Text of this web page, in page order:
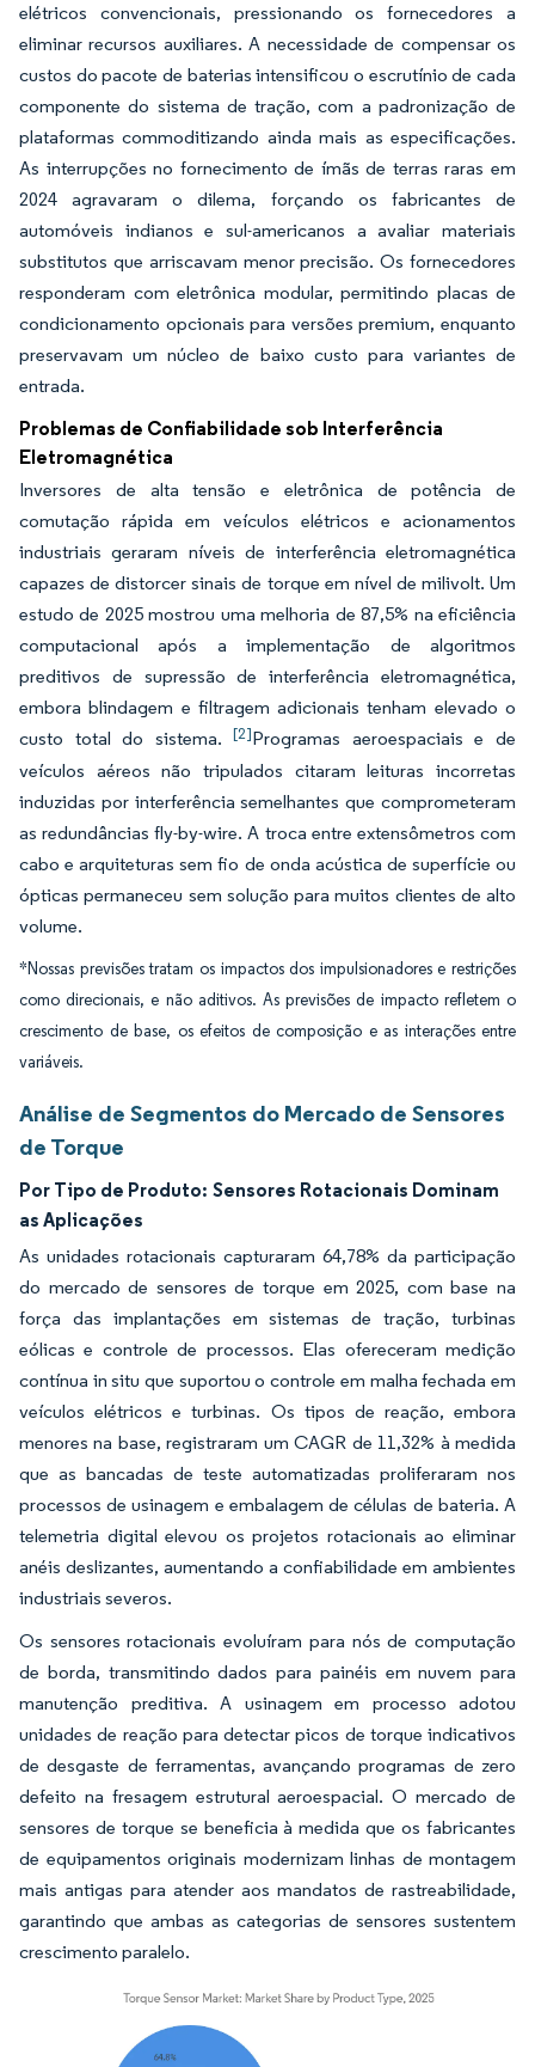
elétricos convencionais, pressionando os fornecedores a
eliminar recursos auxiliares. A necessidade de compensar os
custos do pacote de baterias intensificou o escrutínio de cada
componente do sistema de tração, com a padronização de
plataformas commoditizando ainda mais as especificações.
As interrupções no fornecimento de ímãs de terras raras em
2024 agravaram o dilema, forçando os fabricantes de
automóveis indianos e sul-americanos a avaliar materiais
substitutos que arriscavam menor precisão. Os fornecedores
responderam com eletrônica modular, permitindo placas de
condicionamento opcionais para versões premium, enquanto
preservavam um núcleo de baixo custo para variantes de
entrada.
Problemas de Confiabilidade sob Interferência
Eletromagnética
Inversores de alta tensão e eletrônica de potência de
comutação rápida em veículos elétricos e acionamentos
industriais geraram níveis de interferência eletromagnética
capazes de distorcer sinais de torque em nível de milivolt. Um
estudo de 2025 mostrou uma melhoria de 87,5% na eficiência
computacional após a implementação de algoritmos
preditivos de supressão de interferência eletromagnética,
embora blindagem e filtragem adicionais tenham elevado o
custo total do sistema.[2]Programas aeroespaciais e de
veículos aéreos não tripulados citaram leituras incorretas
induzidas por interferência semelhantes que comprometeram
as redundâncias fly-by-wire. A troca entre extensômetros com
cabo e arquiteturas sem fio de onda acústica de superfície ou
ópticas permaneceu sem solução para muitos clientes de alto
volume.
*Nossas previsões tratam os impactos dos impulsionadores e restrições
como direcionais, e não aditivos. As previsões de impacto refletem o
crescimento de base, os efeitos de composição e as interações entre
variáveis.
Análise de Segmentos do Mercado de Sensores
de Torque
Por Tipo de Produto: Sensores Rotacionais Dominam
as Aplicações
As unidades rotacionais capturaram 64,78% da participação
do mercado de sensores de torque em 2025, com base na
força das implantações em sistemas de tração, turbinas
eólicas e controle de processos. Elas ofereceram medição
contínua in situ que suportou o controle em malha fechada em
veículos elétricos e turbinas. Os tipos de reação, embora
menores na base, registraram um CAGR de 11,32% à medida
que as bancadas de teste automatizadas proliferaram nos
processos de usinagem e embalagem de células de bateria. A
telemetria digital elevou os projetos rotacionais ao eliminar
anéis deslizantes, aumentando a confiabilidade em ambientes
industriais severos.
Os sensores rotacionais evoluíram para nós de computação
de borda, transmitindo dados para painéis em nuvem para
manutenção preditiva. A usinagem em processo adotou
unidades de reação para detectar picos de torque indicativos
de desgaste de ferramentas, avançando programas de zero
defeito na fresagem estrutural aeroespacial. O mercado de
sensores de torque se beneficia à medida que os fabricantes
de equipamentos originais modernizam linhas de montagem
mais antigas para atender aos mandatos de rastreabilidade,
garantindo que ambas as categorias de sensores sustentem
crescimento paralelo.